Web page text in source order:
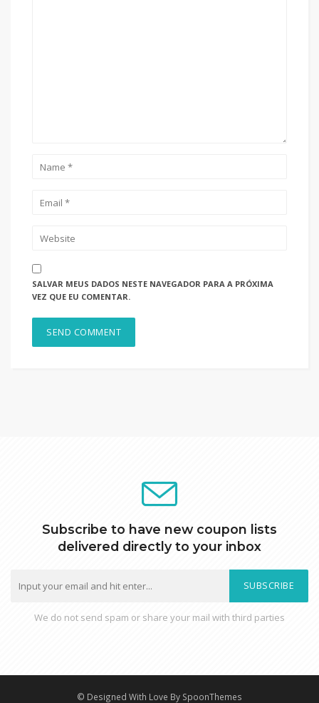
SALVAR MEUS DADOS NESTE NAVEGADOR PARA A PRÓXIMA
VEZ QUE EU COMENTAR.
Subscribe to have new coupon lists
delivered directly to your inbox
SUBSCRIBE
We do not send spam or share your mail with third parties
© Designed With Love By SpoonThemes